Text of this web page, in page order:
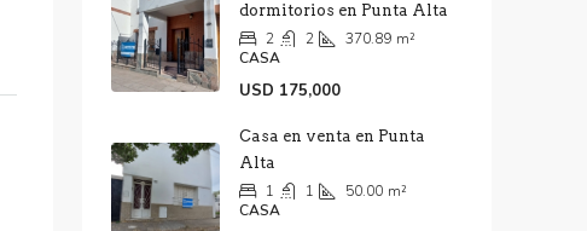
dormitorios en Punta Alta
2 2 370.89 m²
CASA
USD 175,000
Casa en venta en Punta
Alta
1 1 50.00 m²
CASA